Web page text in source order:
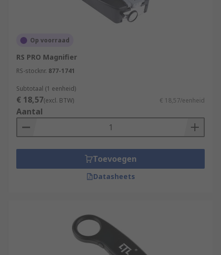
Op voorraad
RS PRO Magnifier
RS-stocknr. 877-1741
Subtotaal (1 eenheid)
€ 18,57(excl. BTW) € 18,57/eenheid
Aantal
Toevoegen
Datasheets